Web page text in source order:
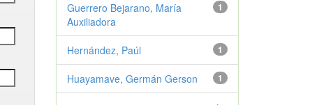
1
Guerrero Bejarano, María
Auxiliadora
1
Hernández, Paúl
1
Huayamave, Germán Gerson